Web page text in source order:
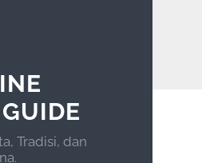
Tradisi, dan